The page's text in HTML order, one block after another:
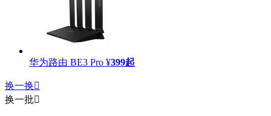
华为路由 BE3 Pro ¥399起
换一换
换一批